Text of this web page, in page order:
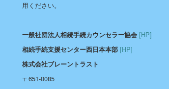
用ください。
一般社団法人相続手続カウンセラー協会 [HP]
相続手続支援センター西日本本部 [HP]
株式会社ブレーントラスト
〒651-0085